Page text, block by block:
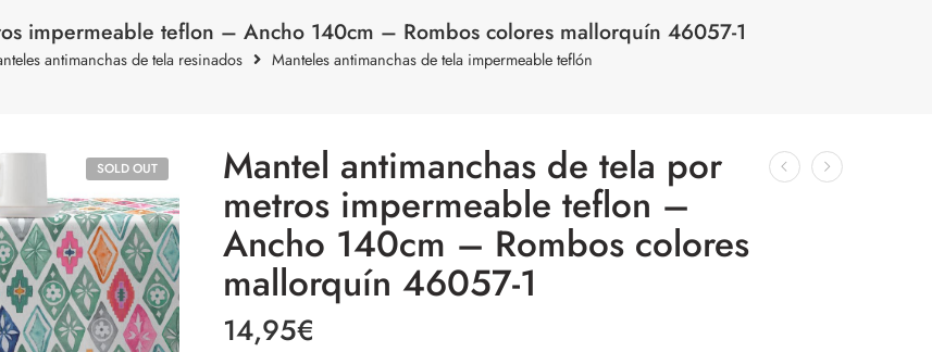
impermeable teflon – Ancho 140cm – Rombos colores mallorquín 46057-1
antimanchas de tela resinados Manteles antimanchas de tela impermeable teflón
SOLD OUT Mantel antimanchas de tela por
metros impermeable teflon –
Ancho 140cm – Rombos colores
mallorquín 46057-1
14,95€